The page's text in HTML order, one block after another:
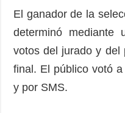
El ganador de la
determinó mediante
votos del jurado y del
final. El público votó
y por SMS.